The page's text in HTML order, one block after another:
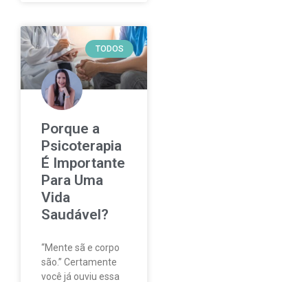
TODOS
Porque a
Psicoterapia
É Importante
Para Uma
Vida
Saudável?
“Mente sã e corpo
são.” Certamente
você já ouviu essa